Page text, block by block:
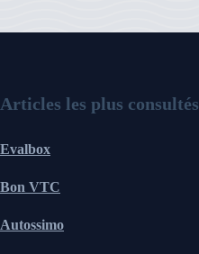
Articles les plus consultés
Evalbox
Bon VTC
Autossimo